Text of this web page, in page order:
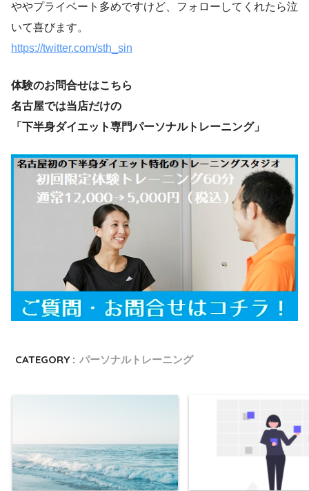
ややプライベート多めですけど、フォローしてくれたら泣
いて喜びます。
https://twitter.com/sth_sin
体験のお問合せはこちら
名古屋では当店だけの
「下半身ダイエット専門パーソナルトレーニング」
CATEGORY : パーソナルトレーニング